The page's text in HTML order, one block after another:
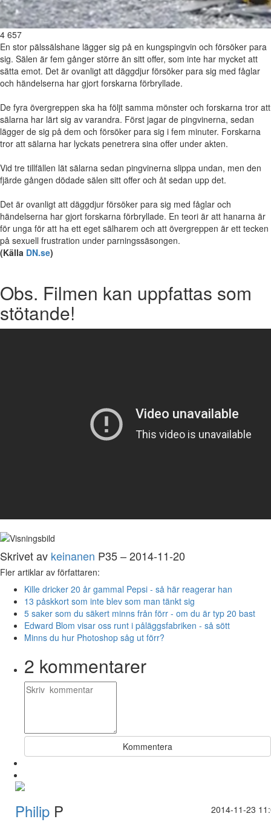
4 657
En stor pälssälshane lägger sig på en kungspingvin och försöker para
sig. Sälen är fem gånger större än sitt offer, som inte har mycket att
sätta emot. Det är ovanligt att däggdjur försöker para sig med fåglar
och händelserna har gjort forskarna förbryllade.
De fyra övergreppen ska ha följt samma mönster och forskarna tror att
sälarna har lärt sig av varandra. Först jagar de pingvinerna, sedan
lägger de sig på dem och försöker para sig i fem minuter. Forskarna
tror att sälarna har lyckats penetrera sina offer under akten.
Vid tre tillfällen lät sälarna sedan pingvinerna slippa undan, men den
fjärde gången dödade sälen sitt offer och åt sedan upp det.
Det är ovanligt att däggdjur försöker para sig med fåglar och
händelserna har gjort forskarna förbryllade. En teori är att hanarna är
för unga för att ha ett eget sälharem och att övergreppen är ett tecken
på sexuell frustration under parningssäsongen.
(Källa DN.se)
Obs. Filmen kan uppfattas som
stötande!
Skrivet av keinanen P35 – 2014-11-20
Fler artiklar av författaren:
Kille dricker 20 år gammal Pepsi - så här reagerar han
13 påskkort som inte blev som man tänkt sig
5 saker som du säkert minns från förr - om du är typ 20 bast
Edward Blom visar oss runt i påläggsfabriken - så sött
Minns du hur Photoshop såg ut förr?
2 kommentarer
Kommentera
2014-11-23
Philip P